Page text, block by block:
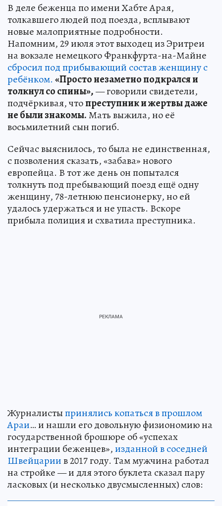
В деле беженца по имени Хабте Арая,
толкавшего людей под поезда, всплывают
новые малоприятные подробности.
Напомним, 29 июля этот выходец из Эритреи
на вокзале немецкого Франкфурта-на-Майне
сбросил под прибывающий состав женщину с
ребёнком. «Просто незаметно подкрался и
толкнул со спины»,— говорили свидетели,
подчёркивая, чтопреступник и жертвы даже
не были знакомы.Мать выжила, но её
восьмилетний сын погиб.
Сейчас выяснилось, то была не единственная,
с позволения сказать, «забава» нового
европейца. В тот же день он попытался
толкнуть под пребывающий поезд ещё одну
женщину, 78-летнюю пенсионерку, но ей
удалось удержаться и не упасть. Вскоре
прибыла полиция и схватила преступника.
Журналистыпринялись копаться в прошлом
Араи… и нашли его довольную физиономию на
государственной брошюре об «успехах
интеграции беженцев»,изданной в соседней
Швейцариив 2017 году. Там мужчина работал
на стройке — и для этого буклета сказал пару
ласковых (и несколько двусмысленных) слов: